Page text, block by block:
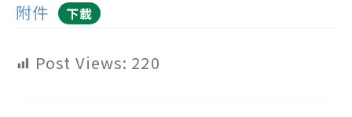
附件
下載
Post Views: 220